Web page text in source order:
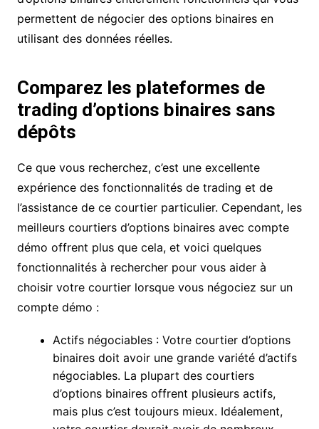
permettent de négocier des options binaires en
utilisant des données réelles.
Comparez les plateformes de
trading d’options binaires sans
dépôts
Ce que vous recherchez, c’est une excellente
expérience des fonctionnalités de trading et de
l’assistance de ce courtier particulier. Cependant, les
meilleurs courtiers d’options binaires avec compte
démo offrent plus que cela, et voici quelques
fonctionnalités à rechercher pour vous aider à
choisir votre courtier lorsque vous négociez sur un
compte démo :
Actifs négociables : Votre courtier d’options
binaires doit avoir une grande variété d’actifs
négociables. La plupart des courtiers
d’options binaires offrent plusieurs actifs,
mais plus c’est toujours mieux. Idéalement,